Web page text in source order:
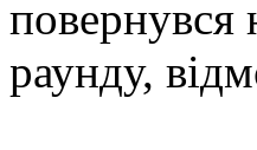
повернувся
раунду,